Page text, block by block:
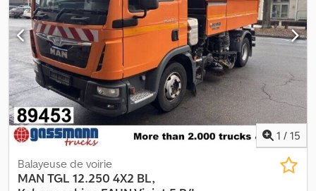
klaxon harmonique, système de caméra pour la surveillance de
l’arrière, écran couleur 7 pouces, deux projecteurs de travail à
l’avant et à l’arrière, feux de signalisation à LED à l’avant et à
l’arrière, système de lubrification centralisée, préparation pour
montage d’équipement/balayeuse à mauvaises herbes, système
de changement rapide, deux versions de moteur, dont une avec
moteur monté JCB de 93 kW (niveau Tier 4), trémie à ordures à
double face, volume brut de 8 m³, réservoir d’eau d’environ 2 150
litres, bras d’aspiration à ressort à gaz de 200 mm, système de
lavage à haute pression de 100 bars. Dkjdpfsxpzthsx Akcsr
1 / 15
Balayeuse de voirie
MAN TGL 12.250 4X2 BL,